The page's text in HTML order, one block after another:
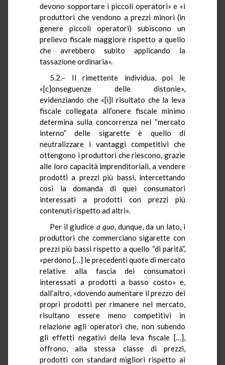
devono sopportare i piccoli operatori» e «i
produttori che vendono a prezzi minori (in
genere piccoli operatori) subiscono un
prelievo fiscale maggiore rispetto a quello
che avrebbero subito applicando la
tassazione ordinaria».
5.2.– Il rimettente individua, poi le
«[c]onseguenze delle distonie»,
evidenziando che «[i]l risultato che la leva
fiscale collegata all’onere fiscale minimo
determina sulla concorrenza nel “mercato
interno” delle sigarette è quello di
neutralizzare i vantaggi competitivi che
ottengono i produttori che riescono, grazie
alle loro capacità imprenditoriali, a vendere
prodotti a prezzi più bassi, intercettando
così la domanda di quei consumatori
interessati a prodotti con prezzi più
contenuti rispetto ad altri».
Per il giudice a quo, dunque, da un lato, i
produttori che commerciano sigarette con
prezzi più bassi rispetto a quello “di parità”,
«perdono […] le precedenti quote di mercato
relative alla fascia dei consumatori
interessati a prodotti a basso costo» e,
dall’altro, «dovendo aumentare il prezzo dei
propri prodotti per rimanere nel mercato,
risultano essere meno competitivi in
relazione agli operatori che, non subendo
gli effetti negativi della leva fiscale […],
offrono, alla stessa classe di prezzi,
prodotti con standard migliori rispetto ai